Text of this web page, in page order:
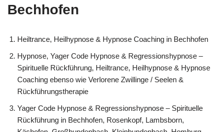
Bechhofen
Heiltrance, Heilhypnose & Hypnose Coaching in Bechhofen
Hypnose, Yager Code Hypnose & Regressionshypnose –
Spirituelle Rückführung, Heiltrance, Heilhypnose & Hypnose
Coaching ebenso wie Verlorene Zwillinge / Seelen &
Rückführungstherapie
Yager Code Hypnose & Regressionshypnose – Spirituelle
Rückführung in Bechhofen, Rosenkopf, Lambsborn,